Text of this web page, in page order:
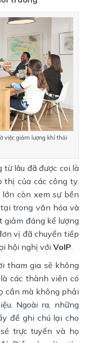
việc giảm lượng khí thải
từ lâu đã được coi là
của các công ty.
còn xem sự bền
trong văn hóa và
giảm đáng kể lượng
vị đã chuyển tiếp
hội nghị với VoIP.
tham gia sẽ không
các thành viên có
cần mà không phải
Ngoài ra, những
để ghi chú lại cho
trực tuyến và họ